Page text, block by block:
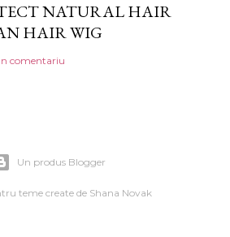
NATURAL HAIR
HAIR WIG
comentariu
Un produs Blogger
teme create de Shana Novak